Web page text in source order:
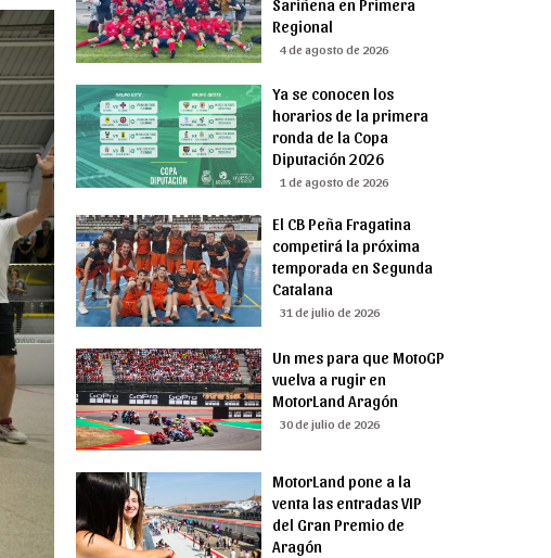
Sariñena en Primera
Regional
4 de agosto de 2026
Ya se conocen los
horarios de la primera
ronda de la Copa
Diputación 2026
1 de agosto de 2026
El CB Peña Fragatina
competirá la próxima
temporada en Segunda
Catalana
31 de julio de 2026
Un mes para que MotoGP
vuelva a rugir en
MotorLand Aragón
30 de julio de 2026
MotorLand pone a la
venta las entradas VIP
del Gran Premio de
Aragón